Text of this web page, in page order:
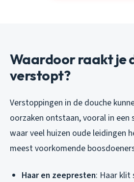
Waardoor raakt je
verstopt?
Verstoppingen in de douche
oorzaken ontstaan, vooral in een
waar veel huizen oude leidingen
meest voorkomende
Haar en zeepresten: Haar klit